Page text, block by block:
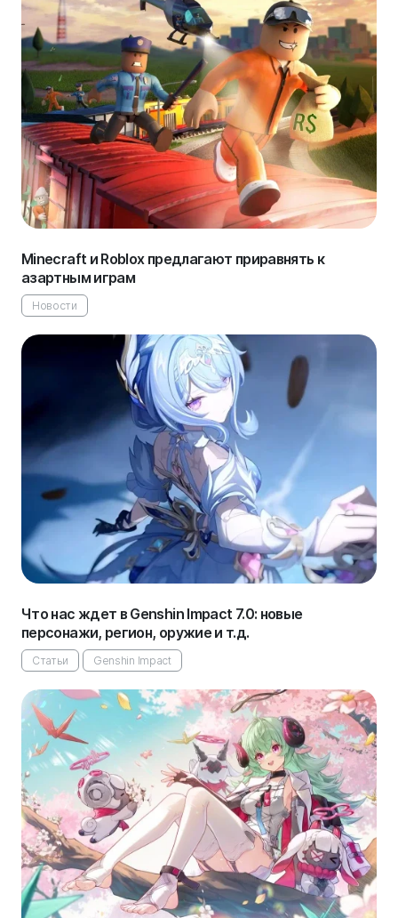
Minecraft и Roblox предлагают приравнять к
азартным играм
Новости
Что нас ждет в Genshin Impact 7.0: новые
персонажи, регион, оружие и т.д.
Статьи Genshin Impact